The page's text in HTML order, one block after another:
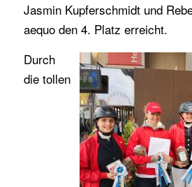
Jasmin Kupferschmidt und
aequo den 4. Platz erreicht.
Durch
die tollen